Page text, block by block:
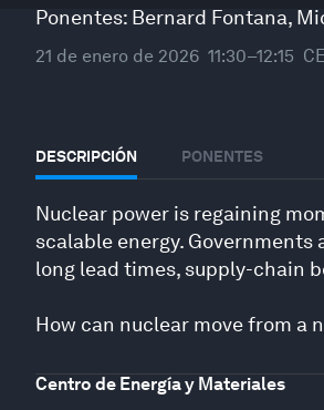
Ponentes: Bernard Fontana,
21 de enero de 2026 11:30–12:15
DESCRIPCIÓN PONENTES
Nuclear power is regaining
scalable energy.
long lead times, supply-chain
How can nuclear move from a
Centro de Energía y Materiales
secondsVolume